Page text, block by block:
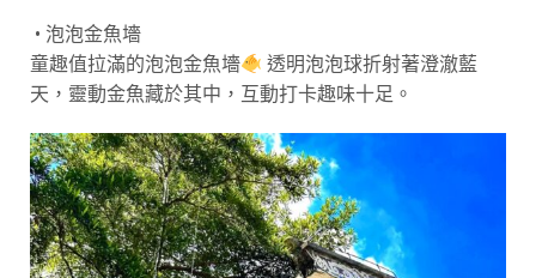
• 泡泡金魚墻
童趣值拉滿的泡泡金魚墻
透明泡泡球折射著澄澈藍
天，靈動金魚藏於其中，互動打卡趣味十足。